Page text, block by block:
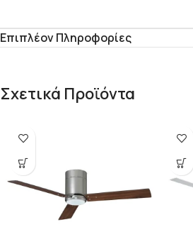
Επιπλέον Πληροφορίες
Σχετικά Προϊόντα